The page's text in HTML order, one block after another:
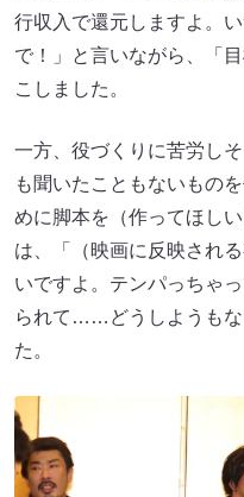
行収入で還元しますよ。
で！」と言いながら、「
こしました。
一方、役づくりに苦労し
も聞いたこともないもの
めに脚本を（作ってほし
は、「（映画に反映され
いですよ。テンパっちゃ
られて……どうしようもな
た。